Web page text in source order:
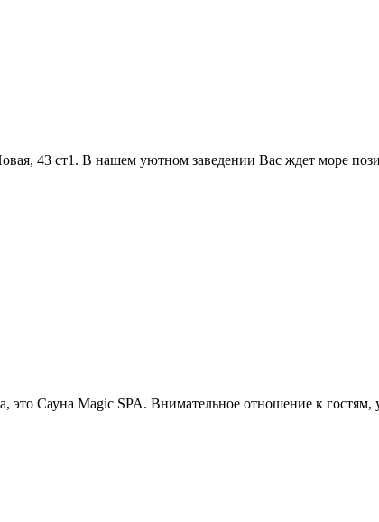
43 ст1. В нашем уютном заведении Вас ждет море
это Сауна Magic SPA. Внимательное отношение к